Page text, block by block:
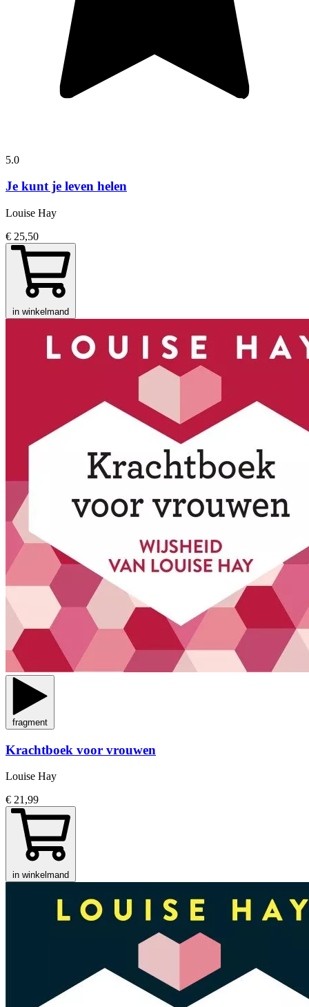
5.0
Je kunt je leven helen
Louise Hay
€ 25,50
in winkelmand
fragment
Krachtboek voor vrouwen
Louise Hay
€ 21,99
in winkelmand